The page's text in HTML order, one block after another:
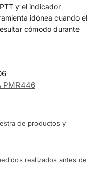
y el indicador
idónea cuando el
cómodo durante
PMR446
de productos y
realizados antes de